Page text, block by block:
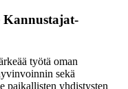
Kannustajat-
työtä oman
sekä
paikallisten yhdistysten